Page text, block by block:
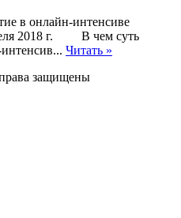
в онлайн-интенсиве
2018 г. В чем суть
Читать »
защищены